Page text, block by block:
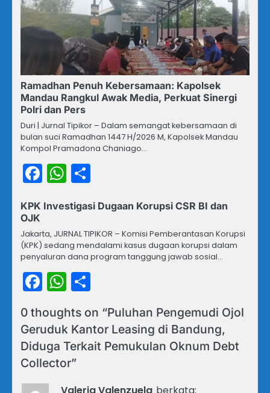
Ramadhan Penuh Kebersamaan: Kapolsek
Mandau Rangkul Awak Media, Perkuat Sinergi
Polri dan Pers
Duri | Jurnal Tipikor – Dalam semangat kebersamaan di
bulan suci Ramadhan 1447 H/2026 M, Kapolsek Mandau
Kompol Pramadona Chaniago…
Facebook
WhatsApp
KPK Investigasi Dugaan Korupsi CSR BI dan
OJK
Jakarta, JURNAL TIPIKOR – Komisi Pemberantasan Korupsi
(KPK) sedang mendalami kasus dugaan korupsi dalam
penyaluran dana program tanggung jawab sosial…
Facebook
WhatsApp
0 thoughts on “Puluhan Pengemudi Ojol
Geruduk Kantor Leasing di Bandung,
Diduga Terkait Pemukulan Oknum Debt
Collector”
Valeria Valenzuela berkata: